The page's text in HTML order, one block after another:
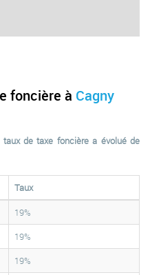
foncière à Cagny
taux de taxe foncière a évolué de
Taux
19%
19%
19%